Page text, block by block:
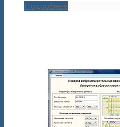
Подробнее